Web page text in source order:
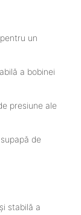
un
a bobinei
presiune ale
de
stabilă a